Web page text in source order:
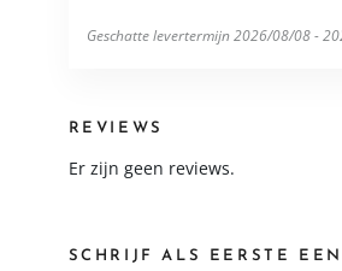
Geschatte levertermijn 2026/08/08 -
REVIEWS
Er zijn geen reviews.
SCHRIJF ALS EERSTE